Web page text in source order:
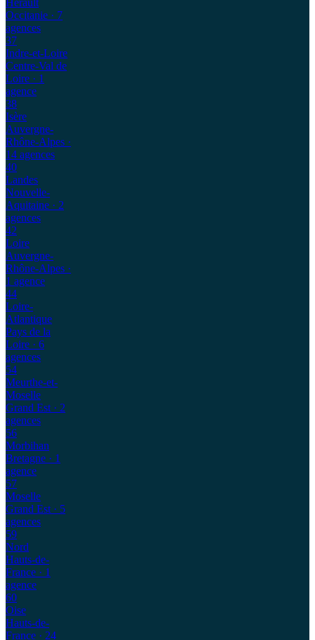
Occitanie · 7
agences
37
Indre-et-Loire
Centre-Val de
Loire · 1
agence
38
Isère
Auvergne-
Rhône-Alpes ·
14 agences
40
Landes
Nouvelle-
Aquitaine · 2
agences
42
Loire
Auvergne-
Rhône-Alpes ·
1 agence
44
Loire-
Atlantique
Pays de la
Loire · 6
agences
54
Meurthe-et-
Moselle
Grand Est · 2
agences
56
Morbihan
Bretagne · 1
agence
57
Moselle
Grand Est · 5
agences
59
Nord
Hauts-de-
France · 1
agence
60
Oise
Hauts-de-
France · 24